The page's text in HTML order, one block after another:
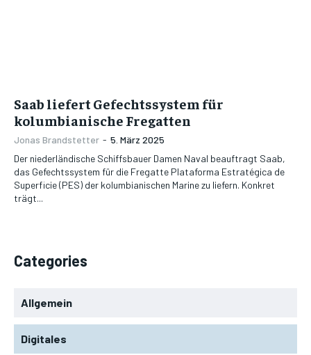
Saab liefert Gefechtssystem für
kolumbianische Fregatten
Jonas Brandstetter - 5. März 2025
Der niederländische Schiffsbauer Damen Naval beauftragt Saab,
das Gefechtssystem für die Fregatte Plataforma Estratégica de
Superficie (PES) der kolumbianischen Marine zu liefern. Konkret
trägt...
Categories
Allgemein
Digitales